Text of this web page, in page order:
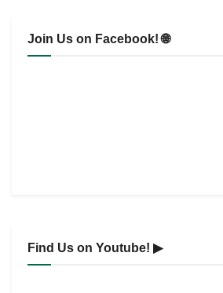
Join Us on Facebook! 🌐
Find Us on Youtube! ▶